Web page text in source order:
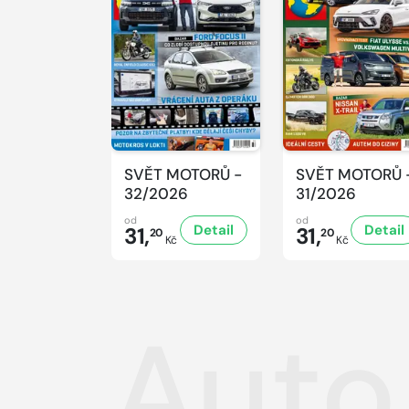
SVĚT MOTORŮ -
32/2026
od
31,20 Kč
Detail
SVĚT MOTORŮ
31/2026
od
31,20Kč
Detail